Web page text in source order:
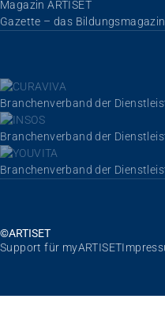
Magazin ARTISET
Gazette – das Bildungsmagazin
Branchenverband der
Branchenverband der
Branchenverband der
©ARTISET
Navigation überspringen
Support für myARTISET